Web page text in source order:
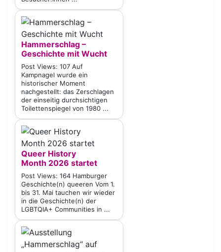
Hammerschlag –
Geschichte mit Wucht
Post Views: 107 Auf
Kampnagel wurde ein
historischer Moment
nachgestellt: das Zerschlagen
der einseitig durchsichtigen
Toilettenspiegel von 1980 ...
Queer History
Month 2026 startet
Post Views: 164 Hamburger
Geschichte(n) queeren Vom 1.
bis 31. Mai tauchen wir wieder
in die Geschichte(n) der
LGBTQIA+ Communities in ...